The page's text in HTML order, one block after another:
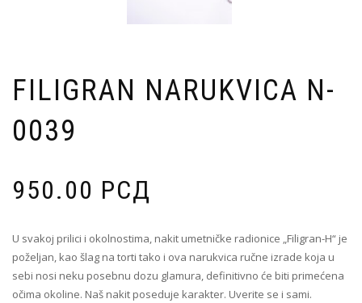
FILIGRAN NARUKVICA N-
0039
950.00 РСД
U svakoj prilici i okolnostima, nakit umetničke radionice „Filigran-H“ je
poželjan, kao šlag na torti tako i ova narukvica ručne izrade koja u
sebi nosi neku posebnu dozu glamura, definitivno će biti primećena
očima okoline. Naš nakit poseduje karakter. Uverite se i sami.